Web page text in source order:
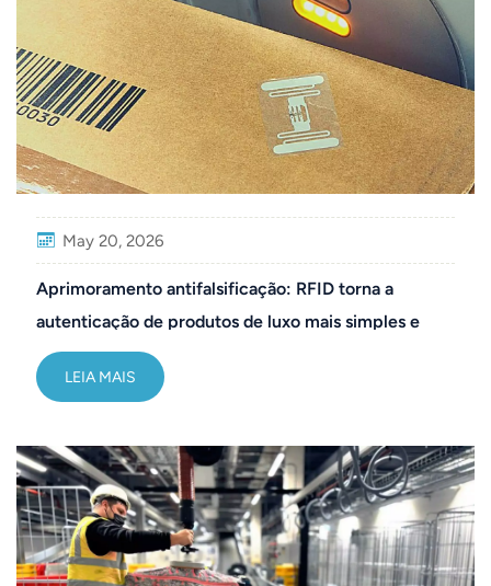
May 20, 2026
Aprimoramento antifalsificação: RFID torna a
autenticação de produtos de luxo mais simples e
confiável.
LEIA MAIS